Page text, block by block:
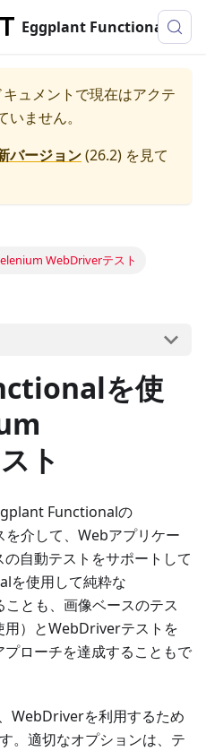
Eggplant Functionalのドキュメンテーション
ュメントで現在はアクテ
ません。
バージョン(26.2) を見て
WebDriverテスト
を使
ト
Functionalの
介して、Webアプリケー
自動テストをサポートして
を使用して純粋な
とも、画像ベースのテス
用）とWebDriverテストを
ローチを達成することもで
WebDriverを利用するため
。適切なオプションは、テ